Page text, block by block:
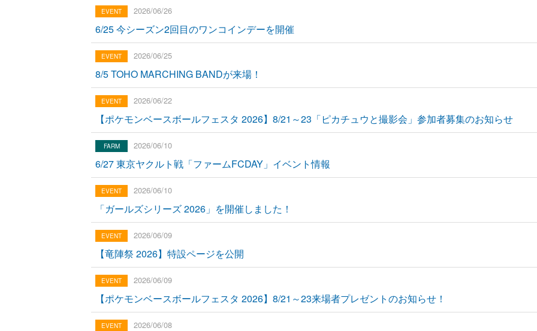
2026/06/26
6/25 今シーズン2回目のワンコインデーを開催
2026/06/25
8/5 TOHO MARCHING BANDが来場！
2026/06/22
【ポケモンベースボールフェスタ 2026】8/21～23「ピカチュウと撮影会」参加者募集のお知らせ
2026/06/10
6/27 東京ヤクルト戦「ファームFCDAY」イベント情報
2026/06/10
「ガールズシリーズ 2026」を開催しました！
2026/06/09
【竜陣祭 2026】特設ページを公開
2026/06/09
【ポケモンベースボールフェスタ 2026】8/21～23来場者プレゼントのお知らせ！
2026/06/08